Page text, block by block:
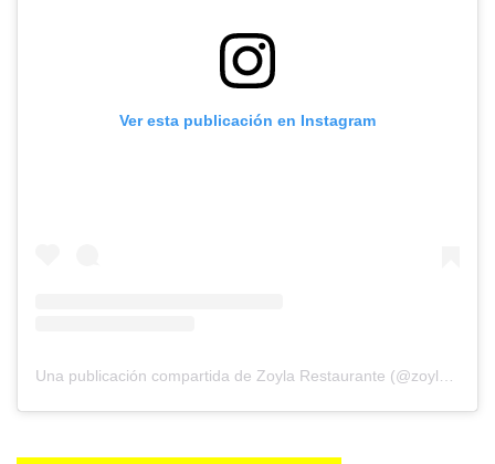
Ver esta publicación en Instagram